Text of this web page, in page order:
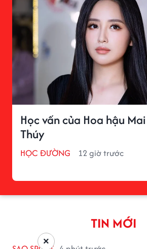
Học vấn của Hoa hậu
Thúy
HỌC ĐƯỜNG 12 giờ trước
TIN MỚI
×